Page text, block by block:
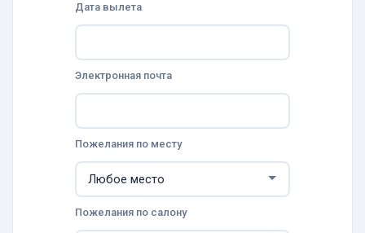
Дата вылета
Электронная почта
Пожелания по месту
Пожелания по салону